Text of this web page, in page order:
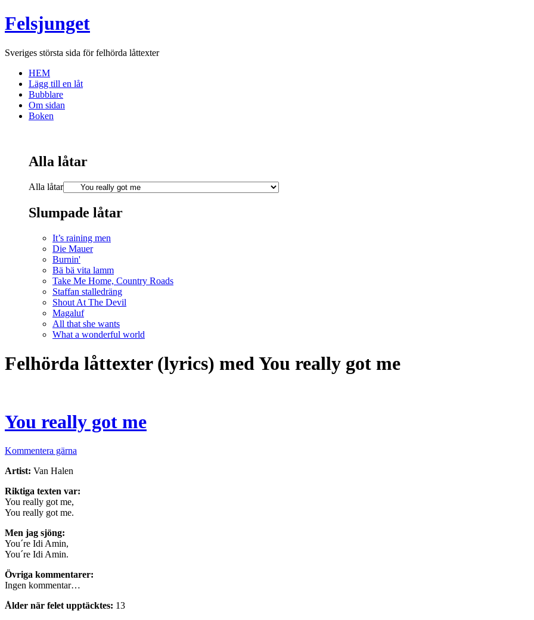
Felsjunget
Sveriges största sida för felhörda låttexter
HEM
Lägg till en låt
Bubblare
Om sidan
Boken
Alla låtar
Alla låtar
Slumpade låtar
It’s raining men
Die Mauer
Burnin'
Bä bä vita lamm
Take Me Home, Country Roads
Staffan stalledräng
Shout At The Devil
Magaluf
All that she wants
What a wonderful world
Felhörda låttexter (lyrics) med You really got me
You really got me
Kommentera gärna
Artist: Van Halen
Riktiga texten var:
You really got me,
You really got me.
Men jag sjöng:
You´re Idi Amin,
You´re Idi Amin.
Övriga kommentarer:
Ingen kommentar…
Ålder när felet upptäcktes: 13